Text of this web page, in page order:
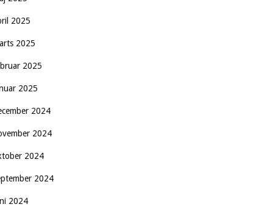
2025
2025
2025
2025
2024
2024
2024
2024
2024